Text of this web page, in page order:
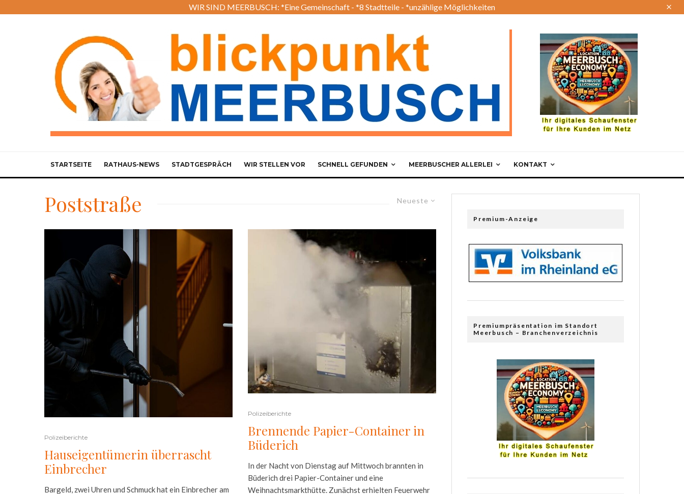
WIR SIND MEERBUSCH: *Eine Gemeinschaft - *8 Stadtteile - *unzählige Möglichkeiten
STARTSEITE RATHAUS-NEWS STADTGESPRÄCH WIR STELLEN VOR SCHNELL GEFUNDEN MEERBUSCHER ALLERLEI KONTAKT
Neueste
Poststraße
Polizeiberichte
Hauseigentümerin überrascht
Einbrecher
Bargeld, zwei Uhren und Schmuck hat ein Einbrecher am
Polizeiberichte
Brennende Papier-Container in
Büderich
In der Nacht von Dienstag auf Mittwoch brannten in
Büderich drei Papier-Container und eine
Weihnachtsmarkthütte. Zunächst erhielten Feuerwehr
Premium-Anzeige
Premiumpräsentation im Standort
Meerbusch – Branchenverzeichnis